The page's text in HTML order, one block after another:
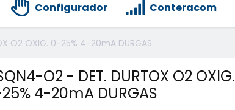
Conteracom
Configurador
O2 OXIG. 0-25% 4-20mA DURGAS
O2 - DET. DURTOX O2 OXIG.
4-20mA DURGAS